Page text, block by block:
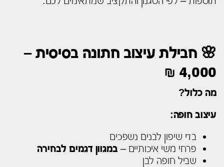
🌸 חבילת עיצוב חתונה בסיסית –
4,000 ₪
מה כלול?
עיצוב חופה:
בדי שיפון לבנים נשפכים
פרחי משי איכותיים – במגוון דגמים לבחירה
שביל חופה לבן